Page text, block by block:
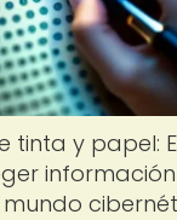
tinta y papel:
información
mundo